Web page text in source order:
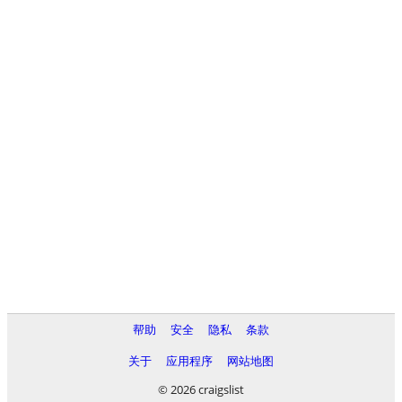
帮助 安全 隐私
条款
关于
应用程序
网站地图
© 2026 craigslist